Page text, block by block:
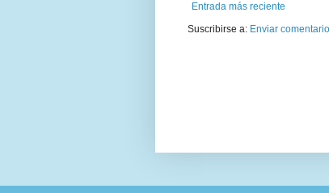
Entrada más reciente
Suscribirse a: Enviar